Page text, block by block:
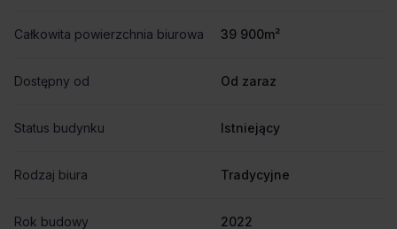
Całkowita powierzchnia biurowa 39 900m²
Dostępny od Od zaraz
Status budynku Istniejący
Rodzaj biura Tradycyjne
Rok budowy 2022